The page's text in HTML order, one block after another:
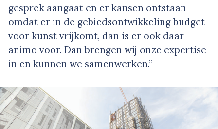
gesprek aangaat en er kansen ontstaan
omdat er in de gebiedsontwikkeling budget
voor kunst vrijkomt, dan is er ook daar
animo voor. Dan brengen wij onze expertise
in en kunnen we samenwerken.”